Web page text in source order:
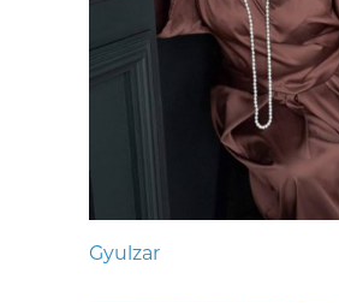
Gyulzar